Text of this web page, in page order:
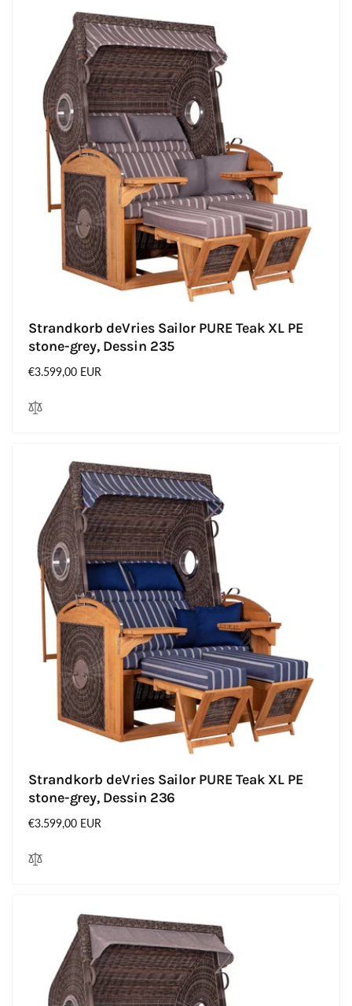
Strandkorb deVries Sailor PURE Teak XL PE
stone-grey, Dessin 235
Normaler
€3.599,00 EUR
Strandkorb deVries Sailor PURE Teak XL PE
stone-grey, Dessin 236
Normaler
€3.599,00 EUR